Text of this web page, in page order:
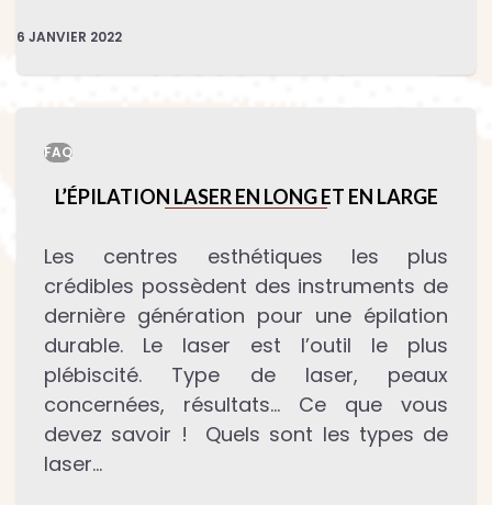
6 JANVIER 2022
FAQ
L’ÉPILATION LASER EN LONG ET EN LARGE
Les centres esthétiques les plus
crédibles possèdent des instruments de
dernière génération pour une épilation
durable. Le laser est l’outil le plus
plébiscité. Type de laser, peaux
concernées, résultats… Ce que vous
devez savoir ! Quels sont les types de
laser…